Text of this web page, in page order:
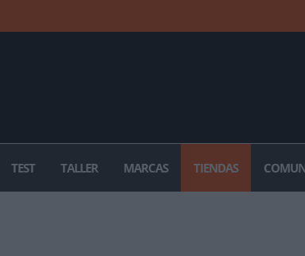
TEST TALLER MARCAS TIENDAS